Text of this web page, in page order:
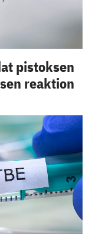
pistoksen
reaktion